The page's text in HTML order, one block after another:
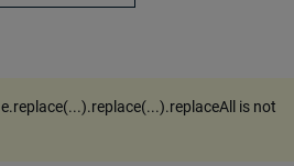
e.replace(...).replace(...).replaceAll is not